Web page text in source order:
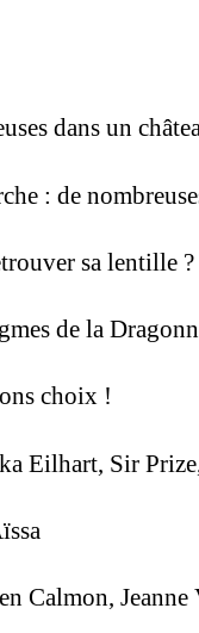
dans un
: de
sa lentille ?
de la
choix !
Eilhart, Sir
Calmon,